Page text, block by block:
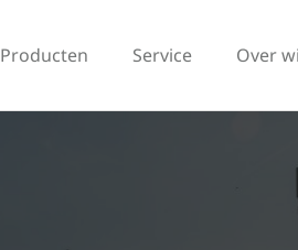
Producten Service Over